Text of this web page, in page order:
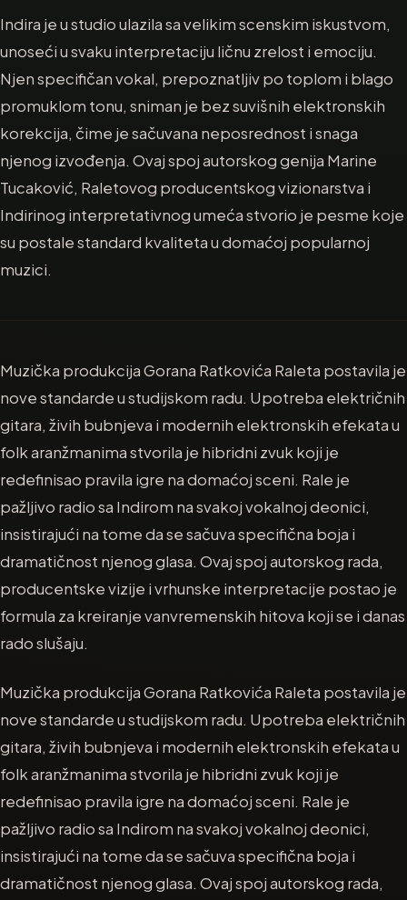
Indira je u studio ulazila sa velikim scenskim iskustvom,
unoseći u svaku interpretaciju ličnu zrelost i emociju.
Njen specifičan vokal, prepoznatljiv po toplom i blago
promuklom tonu, sniman je bez suvišnih elektronskih
korekcija, čime je sačuvana neposrednost i snaga
njenog izvođenja. Ovaj spoj autorskog genija Marine
Tucaković, Raletovog producentskog vizionarstva i
Indirinog interpretativnog umeća stvorio je pesme koje
su postale standard kvaliteta u domaćoj popularnoj
muzici.
Muzička produkcija Gorana Ratkovića Raleta postavila je
nove standarde u studijskom radu. Upotreba električnih
gitara, živih bubnjeva i modernih elektronskih efekata u
folk aranžmanima stvorila je hibridni zvuk koji je
redefinisao pravila igre na domaćoj sceni. Rale je
pažljivo radio sa Indirom na svakoj vokalnoj deonici,
insistirajući na tome da se sačuva specifična boja i
dramatičnost njenog glasa. Ovaj spoj autorskog rada,
producentske vizije i vrhunske interpretacije postao je
formula za kreiranje vanvremenskih hitova koji se i danas
rado slušaju.
Muzička produkcija Gorana Ratkovića Raleta postavila je
nove standarde u studijskom radu. Upotreba električnih
gitara, živih bubnjeva i modernih elektronskih efekata u
folk aranžmanima stvorila je hibridni zvuk koji je
redefinisao pravila igre na domaćoj sceni. Rale je
pažljivo radio sa Indirom na svakoj vokalnoj deonici,
insistirajući na tome da se sačuva specifična boja i
dramatičnost njenog glasa. Ovaj spoj autorskog rada,